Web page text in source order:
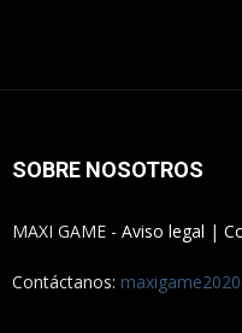
SOBRE NOSOTROS
MAXI GAME - Aviso legal |
Contáctanos: